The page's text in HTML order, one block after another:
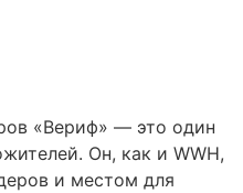
«Вериф» — это один
Он, как и WWH,
и местом для